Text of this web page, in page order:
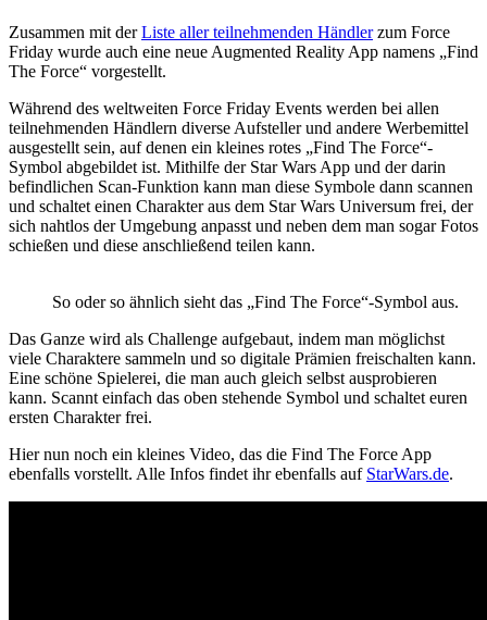
Zusammen mit derListe aller teilnehmenden Händlerzum Force
Friday wurde auch eine neue Augmented Reality App namens „Find
The Force“ vorgestellt.
Während des weltweiten Force Friday Events werden bei allen
teilnehmenden Händlern diverse Aufsteller und andere Werbemittel
ausgestellt sein, auf denen ein kleines rotes „Find The Force“-
Symbol abgebildet ist. Mithilfe der Star Wars App und der darin
befindlichen Scan-Funktion kann man diese Symbole dann scannen
und schaltet einen Charakter aus dem Star Wars Universum frei, der
sich nahtlos der Umgebung anpasst und neben dem man sogar Fotos
schießen und diese anschließend teilen kann.
So oder so ähnlich sieht das „Find The Force“-Symbol aus.
Das Ganze wird als Challenge aufgebaut, indem man möglichst
viele Charaktere sammeln und so digitale Prämien freischalten kann.
Eine schöne Spielerei, die man auch gleich selbst ausprobieren
kann. Scannt einfach das oben stehende Symbol und schaltet euren
ersten Charakter frei.
Hier nun noch ein kleines Video, das die Find The Force App
ebenfalls vorstellt. Alle Infos findet ihr ebenfalls auf StarWars.de.